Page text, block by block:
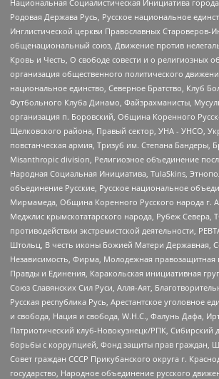
Национальная Социалистическая Инициатива
Родовая Держава Русь, Русское национальное
Инглистической церкви Православных Староверов-
общенациональный союз, Движение против
Кровь и Честь, О свободе совести и о религиозных
организация общественного политического
национальное единство, Северное Братство, Клуб
Футбольного Клуба Динамо, Файзрахманисты,
организация п. Боровский, Община Коренного
Щелковского района, Правый сектор, УНА - УНСО,
повстанческая армия, Тризуб им. Степана Бандеры,
Misanthropic division, Религиозное объединение
Народная Социальная Инициатива, TulaSkins,
объединение Русские, Русское национальное
Мирмамеда, Община Коренного Русского народа г.
Меджлис крымскотатарского народа, Рубеж Севера,
противодействии экстремистской деятельности,
Штольц, В честь иконы Божией Матери Державная,
Независимость, Фирма, Молодежная
Правды и Единения, Каракольская инициативная
Союз Славянских Сил Руси, Алля-Аят,
Русская республика Русь, Арестантское уголовное
и свобода, Нация и свобода, W.H.С., Фалунь Дафа,
Патриотический клуб-Новокузнецк/РПК,
борьбы с коррупцией, Фонд защиты прав граждан,
Совет граждан СССР Прикубанского округа г.
государство, Народное объединение русского